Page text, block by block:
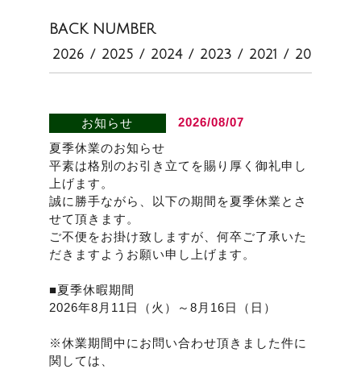
BACK NUMBER
2026 / 2025 / 2024 / 2023 / 2021 / 2020
お知らせ
2026/08/07
夏季休業のお知らせ
平素は格別のお引き立てを賜り厚く御礼申し
上げます。
誠に勝手ながら、以下の期間を夏季休業とさ
せて頂きます。
ご不便をお掛け致しますが、何卒ご了承いた
だきますようお願い申し上げます。
■夏季休暇期間
2026年8月11日（火）～8月16日（日）
※休業期間中にお問い合わせ頂きました件に
関しては、